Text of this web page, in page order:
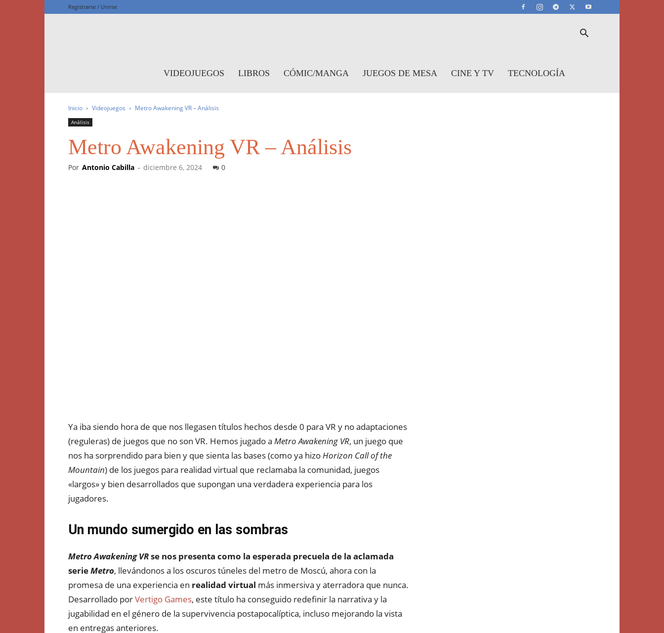
Registrarse / Unirse
VIDEOJUEGOS LIBROS CÓMIC/MANGA JUEGOS DE MESA CINE Y TV TECNOLOGÍA
Inicio Videojuegos Metro Awakening VR – Análisis
Análisis
Metro Awakening VR – Análisis
Por Antonio Cabilla - diciembre 6, 2024 0
Ya iba siendo hora de que nos llegasen títulos hechos desde 0 para VR y no adaptaciones
(reguleras) de juegos que no son VR. Hemos jugado a Metro Awakening VR, un juego que
nos ha sorprendido para bien y que sienta las bases (como ya hizoHorizon Call of the
Mountain) de los juegos para realidad virtual que reclamaba la comunidad, juegos
«largos» y bien desarrollados que supongan una verdadera experiencia para los
jugadores.
Un mundo sumergido en las sombras
Metro Awakening VRse nos presenta como la esperada precuela de la aclamada
serieMetro, llevándonos a los oscuros túneles del metro de Moscú, ahora con la
promesa de una experiencia en realidad virtual más inmersiva y aterradora que nunca.
Desarrollado porVertigo Games, este título ha conseguido redefinir la narrativa y la
jugabilidad en el género de la supervivencia postapocalíptica, incluso mejorando la vista
en entregas anteriores.